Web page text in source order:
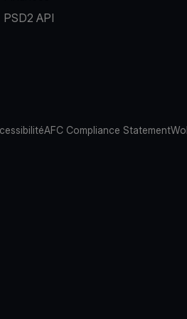
PSD2 API
AFC Compliance Statement